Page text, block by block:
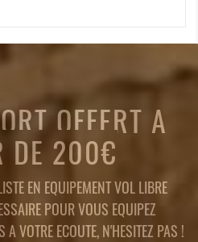
OFFERT A
DE 200€
EN EQUIPEMENT VOL LIBRE
POUR VOUS EQUIPEZ
A VOTRE ECOUTE, N'HESITEZ PAS !